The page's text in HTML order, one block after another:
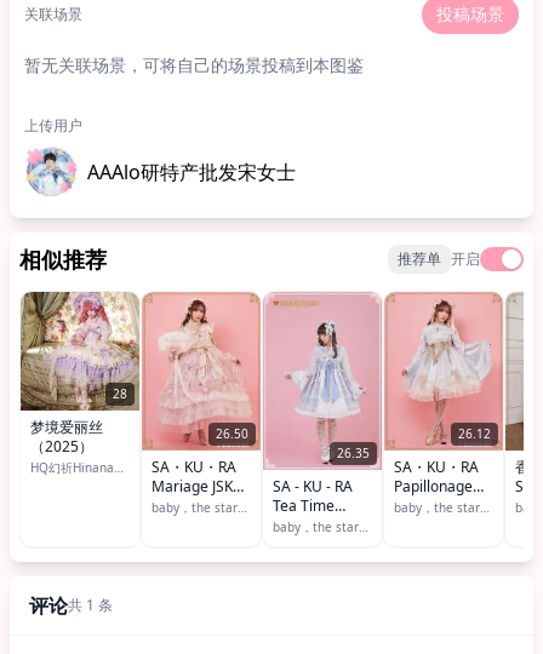
关联场景 投稿场景
暂无关联场景，可将自己的场景投稿到本图鉴
上传用户
AAAlo研特产批发宋女士
相似推荐 推荐单 开启
28
梦境爱丽丝
（2025）
26.50
SA・KU・RA
Mariage JSK
Set（2021）
26.35
SA - KU - RA
Tea Time
Babydoll
26.12
SA・KU・RA
Papillonage
JSK
香
评论共 1 条